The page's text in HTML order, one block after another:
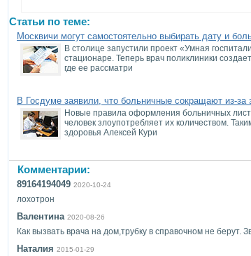
Статьи по теме:
Москвичи могут самостоятельно выбирать дату и
В столице запустили проект «Умная
стационаре. Теперь врач поликлиники
где ее рассматри
В Госдуме заявили, что больничные сокращают из-за
Новые правила оформления больничных
человек злоупотребляет их количеством.
здоровья Алексей Кури
Комментарии:
89164194049 2020-10-24
лохотрон
Валентина 2020-08-26
Как вызвать врача на дом,трубку в справочном не берут.
Наталия 2015-01-29